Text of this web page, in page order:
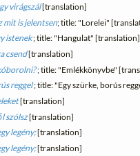
virágszál[translation]
mit is jelentsen; title: "Lorelei"
istenek; title: "Hangulat" [translation]
csend[translation]
; title: "Emlékkönyvbe"
reggel; title: "Egy szürke, borús
[translation]
szólsz[translation]
legény;[translation]
legény;[translation]